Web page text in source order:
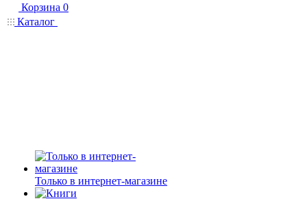
Корзина 0
Каталог
Только в интернет-магазине